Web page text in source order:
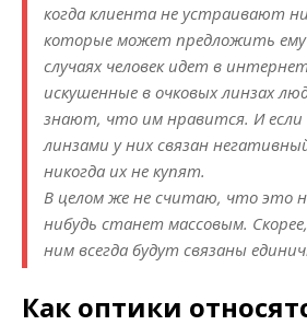
когда клиента не устраивают
которые может предложить ему
случаях человек идет в
искушенные в очковых линзах
знают, что им нравится. И если
линзами у них связан
никогда их не купят.
В целом же не считаю, что это
нибудь станет массовым.
ним всегда будут связаны
Как оптики